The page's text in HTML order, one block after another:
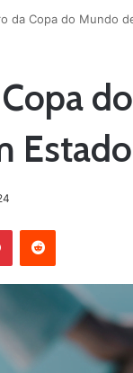
da Copa do Mundo
PinterestReddit